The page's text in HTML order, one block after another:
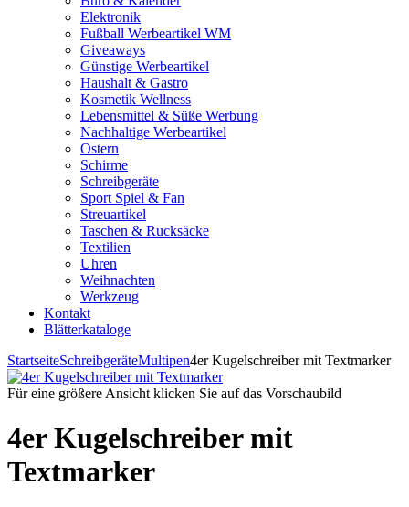
Elektronik
Fußball Werbeartikel WM
Giveaways
Günstige Werbeartikel
Haushalt & Gastro
Kosmetik Wellness
Lebensmittel & Süße Werbung
Nachhaltige Werbeartikel
Ostern
Schirme
Schreibgeräte
Sport Spiel & Fan
Streuartikel
Taschen & Rucksäcke
Textilien
Uhren
Weihnachten
Werkzeug
Kontakt
Blätterkataloge
StartseiteSchreibgeräteMultipen4er Kugelschreiber mit Textmarker
Für eine größere Ansicht klicken Sie auf das Vorschaubild
4er Kugelschreiber mit
Textmarker